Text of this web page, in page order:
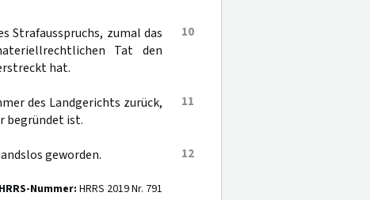
10
Strafausspruchs, zumal das
Tat den
hat.
11
des Landgerichts zurück,
begründet ist.
12
geworden.
HRRS-Nummer: HRRS 2019 Nr. 791